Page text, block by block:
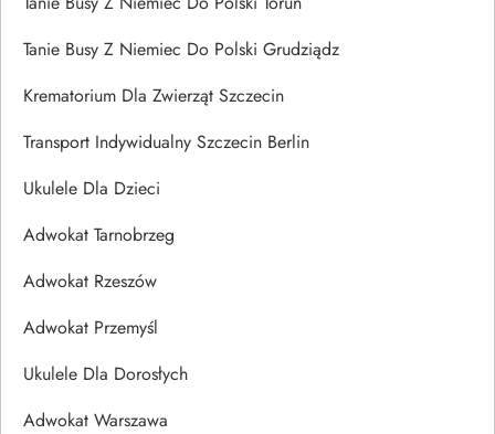
Tanie Busy Z Niemiec Do Polski Grudziądz
Krematorium Dla Zwierząt Szczecin
Transport Indywidualny Szczecin Berlin
Ukulele Dla Dzieci
Adwokat Tarnobrzeg
Adwokat Rzeszów
Adwokat Przemyśl
Ukulele Dla Dorosłych
Adwokat Warszawa